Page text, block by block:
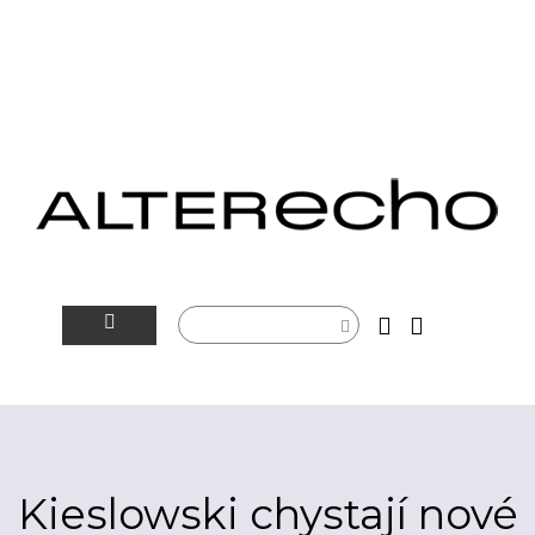
ARTEIN
ROZHOVORY
Kieslowski chystají nové